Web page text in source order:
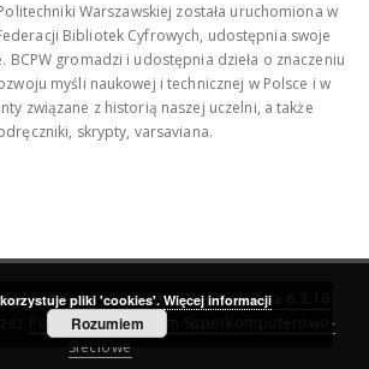
Warszawskiej została uruchomiona w
Bibliotek Cyfrowych, udostępnia swoje
BCPW gromadzi i udostępnia dzieła o znaczeniu
myśli naukowej i technicznej w Polsce i w
związane z historią naszej uczelni, a także
skrypty, varsaviana.
dzięki oprogramowaniuDInGO dLibra 6.3.16
Poznańskie Centrum Superkomputerowo-
Sieciowe
pliki 'cookies'. Więcej informacji
Rozumiem